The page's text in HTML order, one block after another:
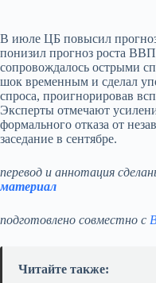
В июле ЦБ повысил
понизил прогноз роста
сопровождалось острыми
шок временным и сделал
спроса, проигнорировав
Эксперты отмечают
формального отказа от
заседание в сентябре.
перевод и аннотация
материал
подготовлено совместно с
Читайте также: